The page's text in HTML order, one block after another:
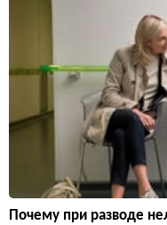
Почему при разводе